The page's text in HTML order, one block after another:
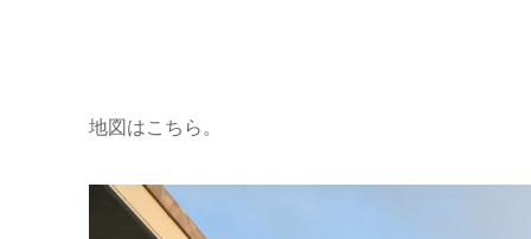
地図はこちら。